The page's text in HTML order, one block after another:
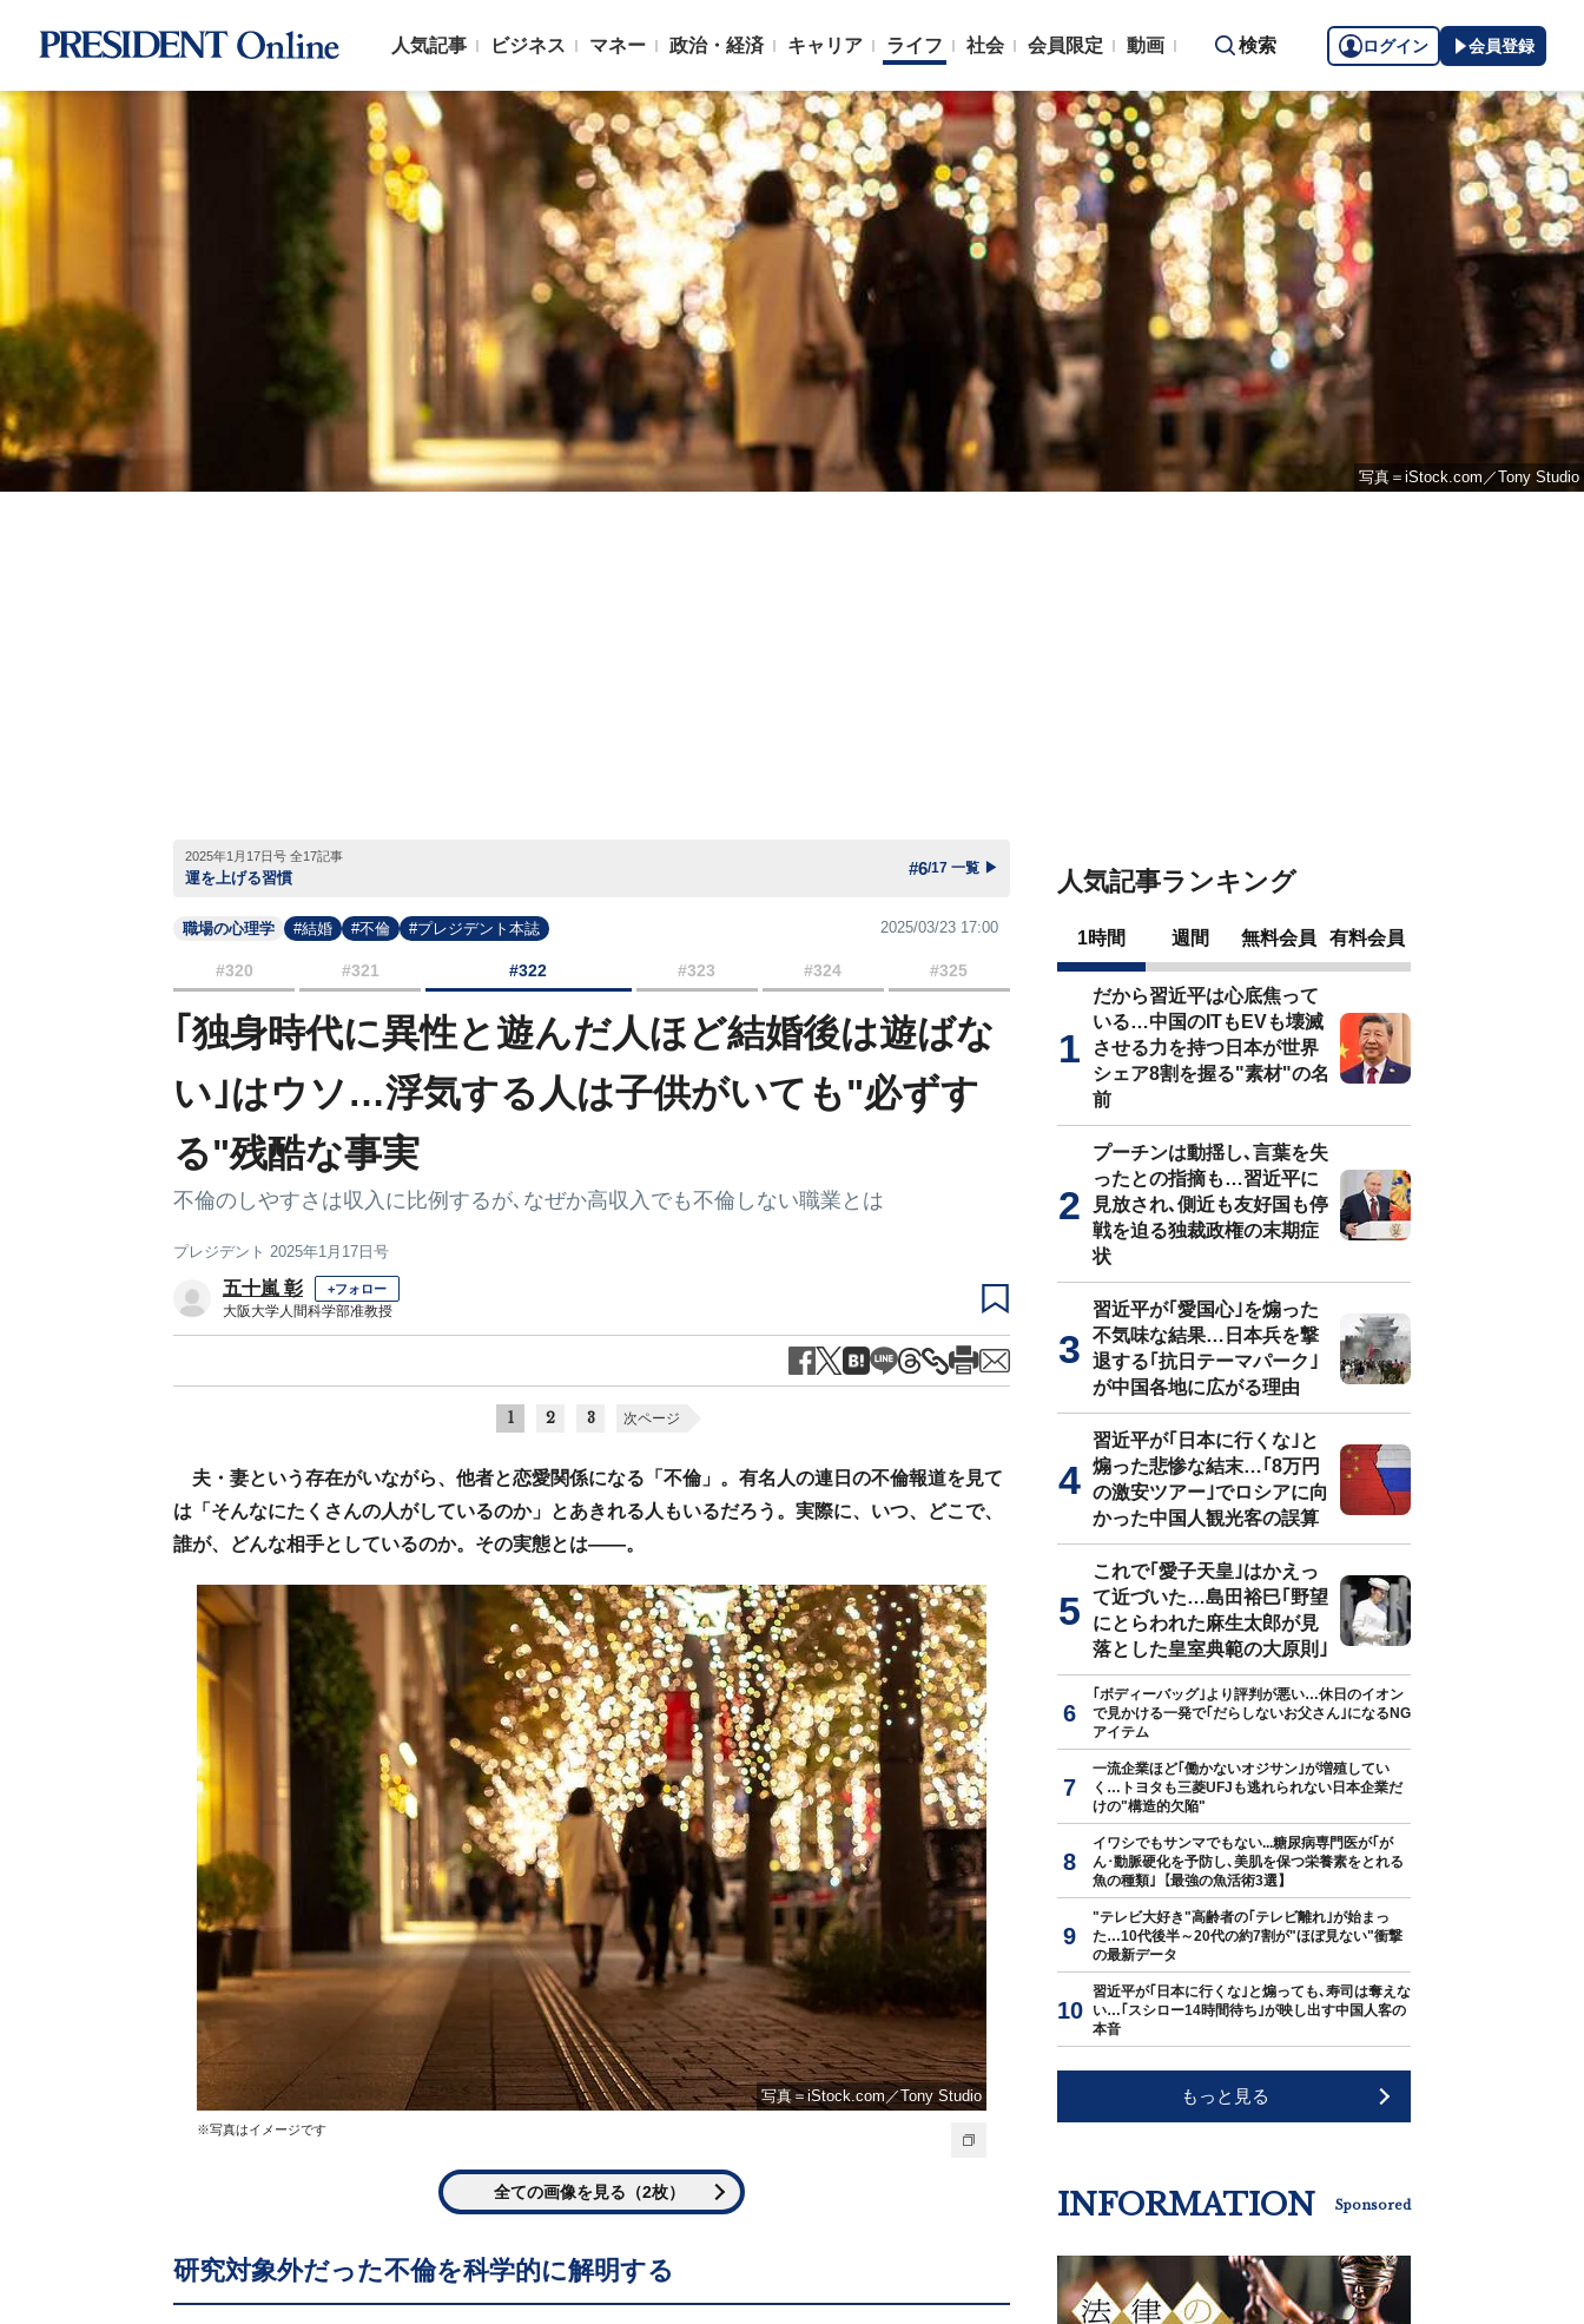
人気記事 ビジネス マネー 政治・経済 キャリア ライフ 社会 会員限定 動画 検索 ログイン 会員登録
写真＝iStock.com／Tony Studio
2025年1月17日号 全17記事
運を上げる習慣 #6/17 一覧 ▶
職場の心理学 #結婚 #不倫 #プレジデント本誌 2025/03/23 17:00
#320 #321 #322 #323 #324 #325
｢独身時代に異性と遊んだ人ほど結婚後は遊ばな
い｣はウソ…浮気する人は子供がいても"必ずす
る"残酷な事実
不倫のしやすさは収入に比例するが､なぜか高収入でも不倫しない職業とは
プレジデント 2025年1月17日号
五十嵐 彰 +フォロー
大阪大学人間科学部准教授
1 2 3 次ページ
夫・妻という存在がいながら、他者と恋愛関係になる「不倫」。有名人の連日の不倫報道を見て
は「そんなにたくさんの人がしているのか」とあきれる人もいるだろう。実際に、いつ、どこで、
誰が、どんな相手としているのか。その実態とは――。
写真＝iStock.com／Tony Studio
※写真はイメージです
全ての画像を見る（2枚）
研究対象外だった不倫を科学的に解明する
人気記事ランキング
1時間 週間 無料会員 有料会員
だから習近平は心底焦って
いる…中国のITもEVも壊滅
させる力を持つ日本が世界
シェア8割を握る"素材"の名
前
プーチンは動揺し､言葉を失
ったとの指摘も…習近平に
見放され､側近も友好国も停
戦を迫る独裁政権の末期症
状
習近平が｢愛国心｣を煽った
不気味な結果…日本兵を撃
退する｢抗日テーマパーク｣
が中国各地に広がる理由
習近平が｢日本に行くな｣と
煽った悲惨な結末…｢8万円
の激安ツアー｣でロシアに向
かった中国人観光客の誤算
これで｢愛子天皇｣はかえっ
て近づいた…島田裕巳｢野望
にとらわれた麻生太郎が見
落とした皇室典範の大原則｣
｢ボディーバッグ｣より評判が悪い…休日のイオン
で見かける一発で｢だらしないお父さん｣になるNG
アイテム
一流企業ほど｢働かないオジサン｣が増殖してい
く…トヨタも三菱UFJも逃れられない日本企業だ
けの"構造的欠陥"
イワシでもサンマでもない...糖尿病専門医が｢が
ん･動脈硬化を予防し､美肌を保つ栄養素をとれる
魚の種類｣【最強の魚活術3選】
"テレビ大好き"高齢者の｢テレビ離れ｣が始まっ
た…10代後半～20代の約7割が"ほぼ見ない"衝撃
の最新データ
習近平が｢日本に行くな｣と煽っても､寿司は奪えな
い…｢スシロー14時間待ち｣が映し出す中国人客の
本音
もっと見る
INFORMATION Sponsored